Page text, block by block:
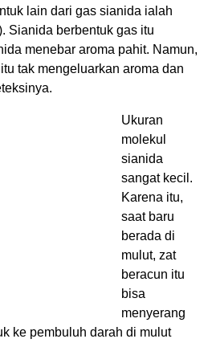
lain dari gas sianida ialah
Sianida berbentuk gas itu
menebar aroma pahit. Namun,
tak mengeluarkan aroma dan
Ukuran
molekul
sianida
sangat kecil.
Karena itu,
saat baru
berada di
mulut, zat
beracun itu
bisa
menyerang
ke pembuluh darah di mulut